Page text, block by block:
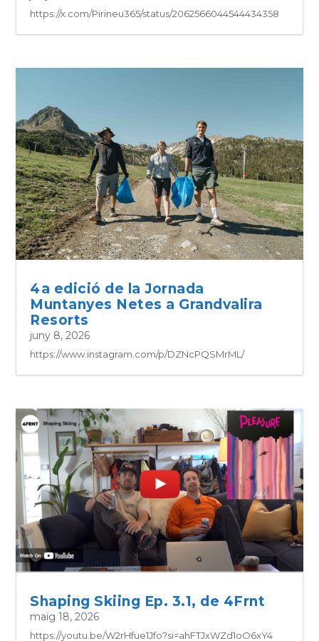
https://x.com/Pirineu365/status/2062566044544434358
4a edició de la Jornada
Muntanyes Netes a Grandvalira
Resorts
juny 8, 2026
https://www.instagram.com/p/DZNcPQSMrML/
Shaping Skiing Ep. 3.1, de 4Frnt
maig 18, 2026
https://youtu.be/W2rHfue1Jfo?si=ahFTJxWZd1oO6xY4